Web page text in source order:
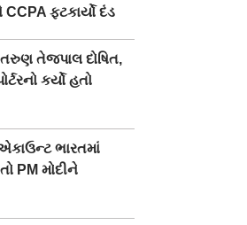
ફટકાર્યો દંડ
તેજપાલ દોષિત,
કર્યો હતો
ભારતમાં
PM મોદીને